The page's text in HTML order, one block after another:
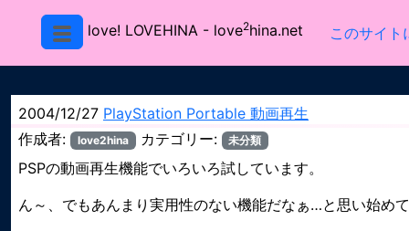
love! LOVEHINA - love2hina.net このサイト
2004/12/27 PlayStation Portable 動画再生
作成者:
love2hina カテゴリー: 未分類
PSPの動画再生機能でいろいろ試しています。
ん～、でもあんまり実用性のない機能だなぁ…と思い始め